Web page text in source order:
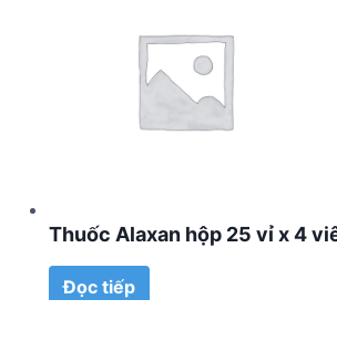
Thuốc Alaxan hộp 25 vỉ x 4
Đọc tiếp